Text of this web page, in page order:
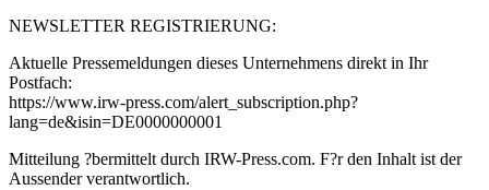
NEWSLETTER REGISTRIERUNG:
Aktuelle Pressemeldungen dieses Unternehmens direkt in Ihr
Postfach:
https://www.irw-press.com/alert_subscription.php?
lang=de&isin=DE0000000001
Mitteilung ?bermittelt durch IRW-Press.com. F?r den Inhalt ist der
Aussender verantwortlich.